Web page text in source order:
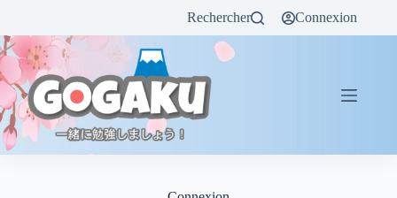
Rechercher Connexion